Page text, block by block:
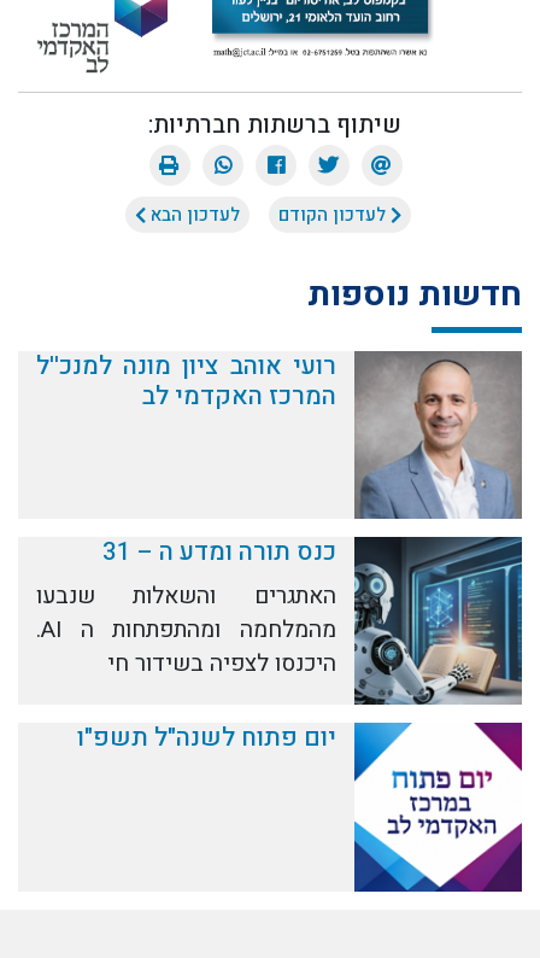
שיתוף ברשתות חברתיות:
לעדכון הקודם לעדכון הבא
חדשות נוספות
רועי אוהב ציון מונה למנכ''ל
המרכז האקדמי לב
כנס תורה ומדע ה – 31
האתגרים והשאלות שנבעו
מהמלחמה ומהתפתחות ה AI.
היכנסו לצפיה בשידור חי
יום פתוח לשנה"ל תשפ"ו